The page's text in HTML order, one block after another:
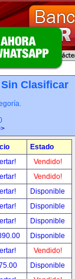
Sin Clasificar
Estado
Vendido!
Vendido!
Disponible
Disponible
Disponible
Disponible
Vendido!
Disponible